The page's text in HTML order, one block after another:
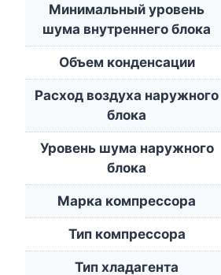
Минимальный уровень
шума внутреннего блока
Объем конденсации
Расход воздуха наружного
блока
Уровень шума наружного
блока
Марка компрессора
Тип компрессора
Тип хладагента